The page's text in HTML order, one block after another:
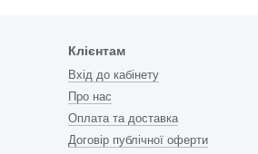
Клієнтам
Вхід до кабінету
Про нас
Оплата та доставка
Договір публічної оферти